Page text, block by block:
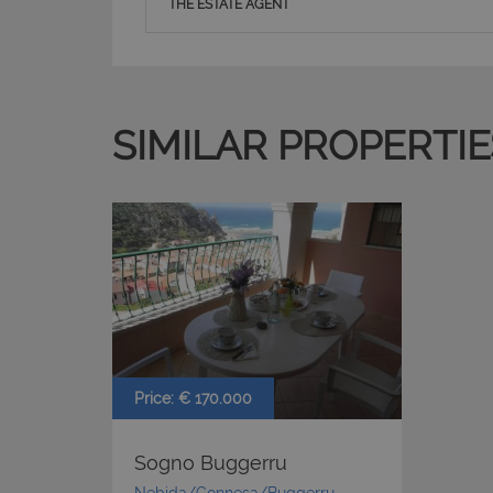
THE ESTATE AGENT
SIMILAR
Price: € 170.000
Sogno Buggerru